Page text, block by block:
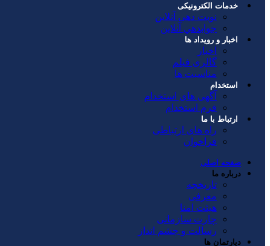
خدمات الکترونیکی
نوبت دهی آنلاین
جوابدهي آنلاين
اخبار و رویداد ها
اخبار
گالری فیلم
مناسبت ها
استخدام
آگهی های استخدام
فرم استخدام
ارتباط با ما
راه های ارتباطی
فراخوان
صفحه اصلی
درباره ما
تاریخچه
معرفی
هیئت امنا
چارت سازمانی
رسالت و چشم انداز
دپارتمان ها